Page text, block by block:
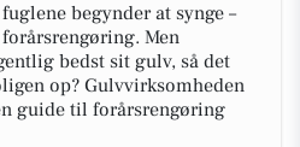
begynder at synge –
Men
bedst sit gulv, så det
op? Gulvvirksomheden
guide til forårsrengøring